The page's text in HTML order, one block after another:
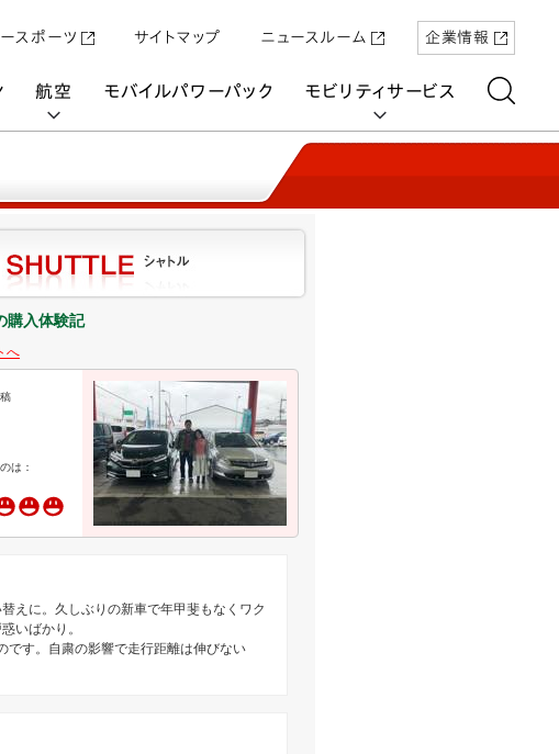
ーター「ICON e:」
ド
航空 モバイルパワーパック モビリティサービス
Sharing
スポーツ サイトマップ ニュースルーム 企業情報
購入体験記
へ
は：
えに。久しぶりの新車で年甲斐もなくワク
いばかり。
です。自粛の影響で走行距離は伸びない